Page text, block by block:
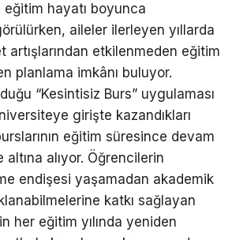
hayatı boyunca
aileler ilerleyen yıllarda
artışlarından etkilenmeden eğitim
planlama imkânı buluyor.
“Kesintisiz Burs” uygulaması
girişte kazandıkları
eğitim süresince devam
alıyor. Öğrencilerin
endişesi yaşamadan akademik
katkı sağlayan
her eğitim yılında yeniden